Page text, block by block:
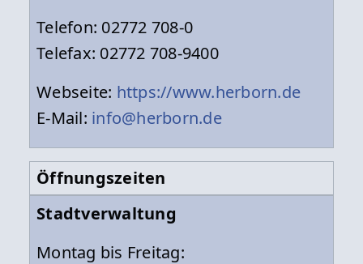
Telefon: 02772 708-0
Telefax: 02772 708-9400
Webseite: https://www.herborn.de
E-Mail: info@herborn.de
Öffnungszeiten
Stadtverwaltung
Montag bis Freitag: